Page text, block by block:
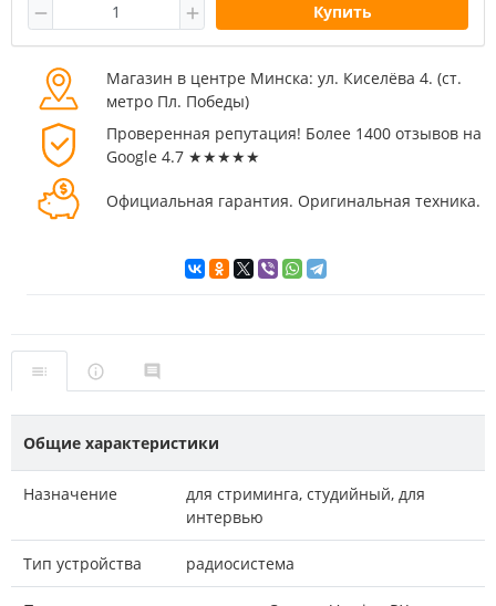
Купить
Магазин в центре Минска: ул. Киселёва 4. (cт.
метро Пл. Победы)
Проверенная репутация! Более 1400 отзывов на
Google 4.7 ★★★★★
Официальная гарантия. Оригинальная техника.
Общие характеристики
Назначение
для стриминга, студийный, для
интервью
Тип устройства радиосистема